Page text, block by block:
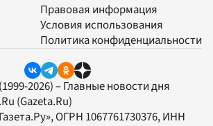
Правовая информация
Условия использования
Политика конфиденциальности
2026) – Главные новости дня
(Gazeta.Ru)
, ОГРН 1067761730376, ИНН